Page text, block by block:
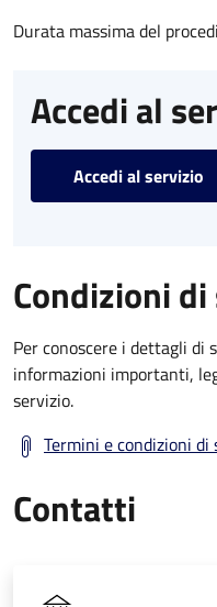
Durata massima del
Accedi al
Accedi al servizio
Condizioni
Per conoscere i dettagli di
informazioni importanti,
servizio.
Termini e condizioni di
Contatti